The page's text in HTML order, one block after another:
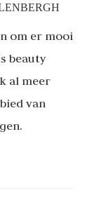
om er mooi
beauty
al meer
van